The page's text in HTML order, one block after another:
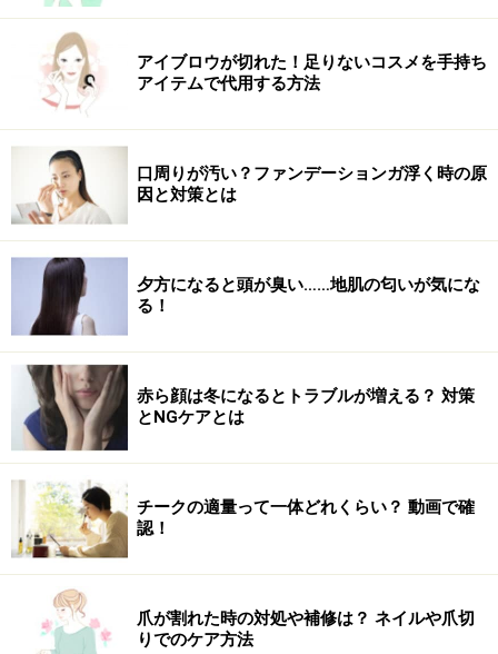
アイブロウが切れた！足りないコスメを手持ち
アイテムで代用する方法
口周りが汚い？ファンデーションガ浮く時の原
因と対策とは
夕方になると頭が臭い……地肌の匂いが気にな
る！
赤ら顔は冬になるとトラブルが増える？ 対策
とNGケアとは
チークの適量って一体どれくらい？ 動画で確
認！
爪が割れた時の対処や補修は？ ネイルや爪切
りでのケア方法